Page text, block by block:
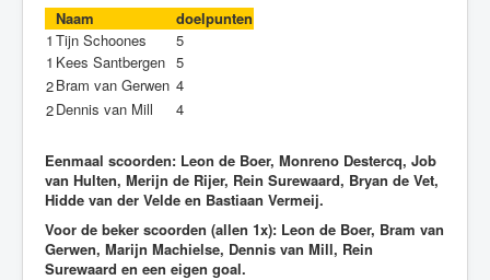
Naam
doelpunten
1 Tijn Schoones
5
1 Kees Santbergen 5
2Bram van Gerwen 4
2Dennis van Mill 4
Eenmaal scoorden: Leon de Boer, Monreno Destercq, Job
van Hulten, Merijn de Rijer, Rein Surewaard, Bryan de Vet,
Hidde van der Velde en Bastiaan Vermeij.
Voor de beker scoorden (allen 1x): Leon de Boer, Bram van
Gerwen, Marijn Machielse, Dennis van Mill, Rein
Surewaard en een eigen goal.